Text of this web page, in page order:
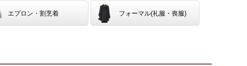
エプロン・割烹着 フォーマル(礼服・喪服)